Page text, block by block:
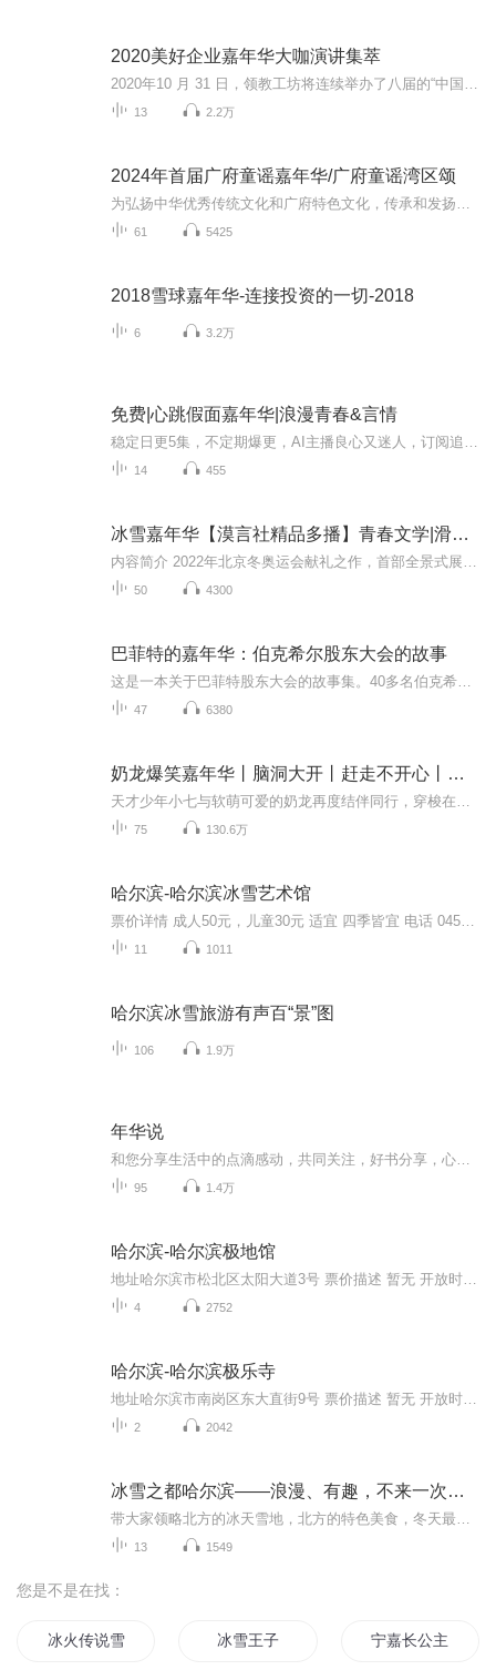
2020美好企业嘉年华大咖演讲集萃
13 2.2万
2024年首届广府童谣嘉年华/广府童谣湾区颂
61 5425
2018雪球嘉年华-连接投资的一切-2018
6 3.2万
免费|心跳假面嘉年华|浪漫青春&言情
14 455
冰雪嘉年华【漠言社精品多播】青春文学|滑雪竞技|青春|爱情|成长
50 4300
巴菲特的嘉年华：伯克希尔股东大会的故事
47 6380
奶龙爆笑嘉年华丨脑洞大开丨赶走不开心丨反差萌
75 130.6万
哈尔滨-哈尔滨冰雪艺术馆
11 1011
哈尔滨冰雪旅游有声百“景”图
106 1.9万
年华说
95 1.4万
哈尔滨-哈尔滨极地馆
4 2752
哈尔滨-哈尔滨极乐寺
2 2042
冰雪之都哈尔滨——浪漫、有趣，不来一次，人生一大憾
13 1549
您是不是在找：
冰火传说雪女与火男 冰雪王子 宁嘉长公主